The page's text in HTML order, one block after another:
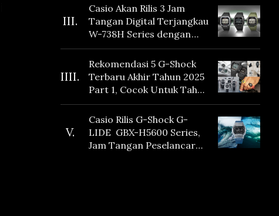
III.
Casio Akan Rilis 3 Jam
Tangan Digital Terjangkau
W-738H Series dengan
Masa Baterai 10 Tahun
dan Fitur Vibration
IIII.
Rekomendasi 5 G-Shock
Terbaru Akhir Tahun 2025
Part 1, Cocok Untuk Tahun
Baru!
V.
Casio Rilis G-Shock G-
LIDE GBX-H5600 Series,
Jam Tangan Peselancar